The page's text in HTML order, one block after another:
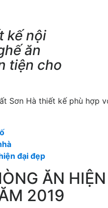
kế nội
ăn
tiện cho
Sơn Hà thiết kế phù hợp
đại đẹp
ĂN
2019